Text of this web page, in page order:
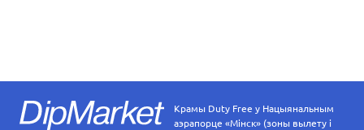
Крамы Duty Free у Нацыянальным
аэрапорце «Мінск» (зоны вылету і